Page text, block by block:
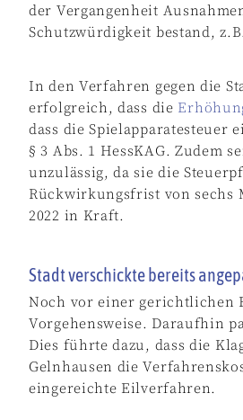
der Vergangenheit
Schutzwürdigkeit bestand,
In den Verfahren gegen die
erfolgreich, dass die
dass die
§ 3 Abs. 1 HessKAG. Zudem
unzulässig, da sie die
Rückwirkungsfrist von sechs
2022 in Kraft.
Stadt verschickte bereits
Noch vor einer gerichtlichen
Vorgehensweise. Daraufhin
Dies führte dazu, dass die
Gelnhausen die
eingereichte Eilverfahren.